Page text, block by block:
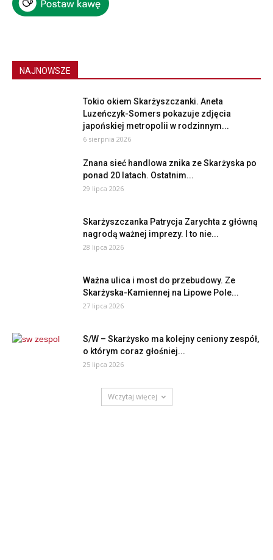
NAJNOWSZE
Tokio okiem Skarżyszczanki. Aneta
Luzeńczyk-Somers pokazuje zdjęcia
japońskiej metropolii w rodzinnym...
6 sierpnia 2026
Znana sieć handlowa znika ze Skarżyska po
ponad 20 latach. Ostatnim...
29 lipca 2026
Skarżyszczanka Patrycja Zarychta z główną
nagrodą ważnej imprezy. I to nie...
28 lipca 2026
Ważna ulica i most do przebudowy. Ze
Skarżyska-Kamiennej na Lipowe Pole...
27 lipca 2026
S/W – Skarżysko ma kolejny ceniony zespół,
o którym coraz głośniej...
25 lipca 2026
Wczytaj więcej